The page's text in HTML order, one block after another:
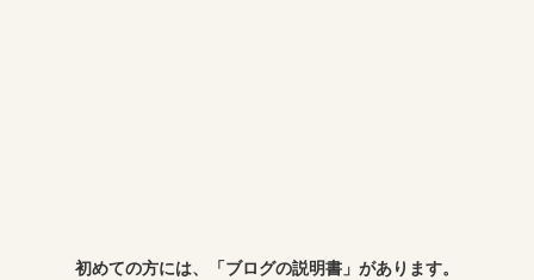
初めての方には、「ブログの説明書」があります。